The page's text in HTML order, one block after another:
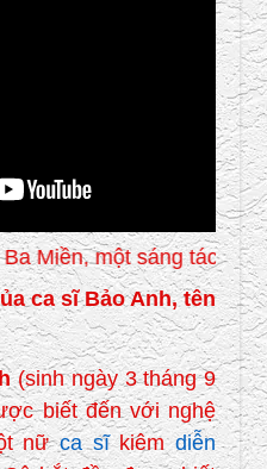
một sáng tác của
(sinh ngày 3 tháng 9
biết đến với nghệ
nữca sĩkiêmdiễn